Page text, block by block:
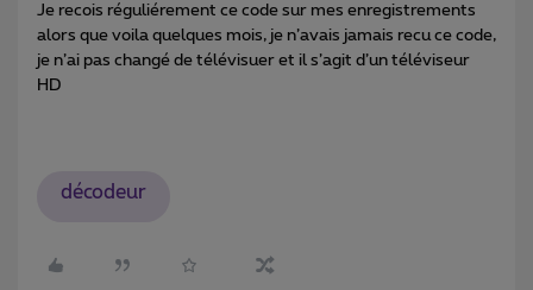
Je recois réguliérement ce code sur mes enregistrements
alors que voila quelques mois, je n’avais jamais recu ce code,
je n’ai pas changé de télévisuer et il s’agit d’un téléviseur
HD
décodeur